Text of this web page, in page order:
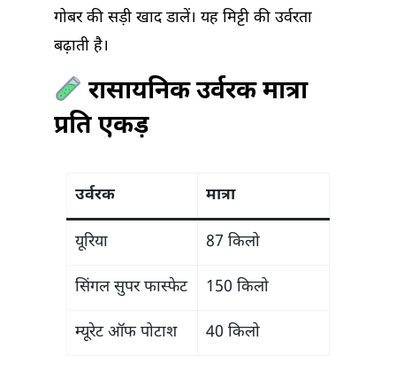
गोबर की सड़ी खाद डालें। यह मिट्टी की उर्वरता
बढ़ाती है।
रासायनिक उर्वरक मात्रा
प्रति एकड़
उर्वरक मात्रा
यूरिया 87 किलो
सिंगल सुपर फास्फेट 150 किलो
म्यूरेट ऑफ पोटाश 40 किलो